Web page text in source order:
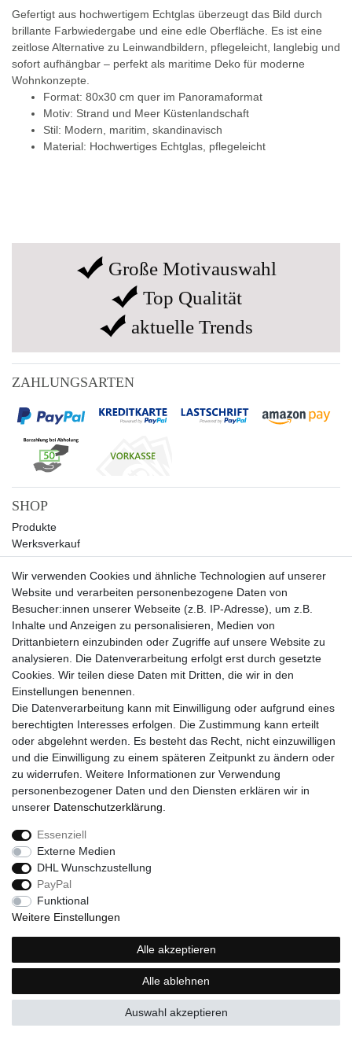
Gefertigt aus hochwertigem Echtglas überzeugt das Bild durch
brillante Farbwiedergabe und eine edle Oberfläche. Es ist eine
zeitlose Alternative zu Leinwandbildern, pflegeleicht, langlebig und
sofort aufhängbar – perfekt als maritime Deko für moderne
Wohnkonzepte.
Format: 80x30 cm quer im Panoramaformat
Motiv: Strand und Meer Küstenlandschaft
Stil: Modern, maritim, skandinavisch
Material: Hochwertiges Echtglas, pflegeleicht
Große Motivauswahl
Top Qualität
aktuelle Trends
ZAHLUNGSARTEN
SHOP
Produkte
Werksverkauf
Sale
UNTERNEHMEN
Über uns
Kontakt
SERVICE
Versand
Zahlung
Hilfe
RECHTLICHES
Widerrufsrecht
Widerrufsformular
Impressum
Datenschutzerklärung
Widerrufs­recht Widerrufs­formular
Daten­schutz­erklärung
Wir verwenden Cookies und ähnliche Technologien auf unserer
Website und verarbeiten personenbezogene Daten von
Besucher:innen unserer Webseite (z.B. IP-Adresse), um z.B.
Inhalte und Anzeigen zu personalisieren, Medien von
Drittanbietern einzubinden oder Zugriffe auf unsere Website zu
analysieren. Die Datenverarbeitung erfolgt erst durch gesetzte
Cookies. Wir teilen diese Daten mit Dritten, die wir in den
Einstellungen benennen.
Die Datenverarbeitung kann mit Einwilligung oder aufgrund eines
berechtigten Interesses erfolgen. Die Zustimmung kann erteilt
oder abgelehnt werden. Es besteht das Recht, nicht einzuwilligen
und die Einwilligung zu einem späteren Zeitpunkt zu ändern oder
zu widerrufen. Weitere Informationen zur Verwendung
personenbezogener Daten und den Diensten erklären wir in
unserer Daten­schutz­erklärung
Essenziell
Externe Medien
DHL Wunschzustellung
PayPal
Funktional
Weitere Einstellungen
Alle akzeptieren
Alle ablehnen
Auswahl akzeptieren